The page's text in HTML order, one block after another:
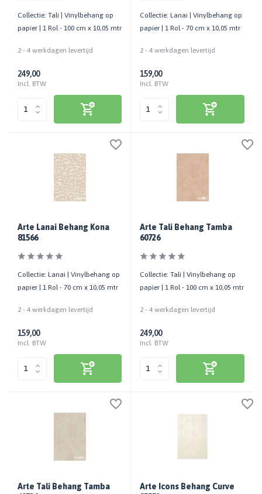
Collectie: Tali | Vinylbehang op
papier | 1 Rol - 100 cm x 10,05 mtr
2 - 4 werkdagen levertijd
249,00
Incl. BTW
Collectie: Lanai | Vinylbehang op
papier | 1 Rol - 70 cm x 10,05 mtr
2 - 4 werkdagen levertijd
159,00
Incl. BTW
Arte Lanai Behang Kona
81566
Collectie: Lanai | Vinylbehang op
papier | 1 Rol - 70 cm x 10,05 mtr
2 - 4 werkdagen levertijd
159,00
Incl. BTW
Arte Tali Behang Tamba
60726
Collectie: Tali | Vinylbehang op
papier | 1 Rol - 100 cm x 10,05 mtr
2 - 4 werkdagen levertijd
249,00
Incl. BTW
Arte Tali Behang Tamba
Arte Icons Behang Curve